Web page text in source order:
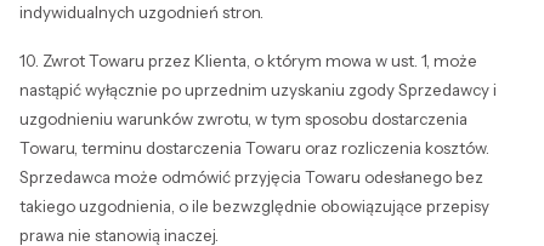
indywidualnych uzgodnień stron.
10. Zwrot Towaru przez Klienta, o którym mowa w ust. 1, może
nastąpić wyłącznie po uprzednim uzyskaniu zgody Sprzedawcy i
uzgodnieniu warunków zwrotu, w tym sposobu dostarczenia
Towaru, terminu dostarczenia Towaru oraz rozliczenia kosztów.
Sprzedawca może odmówić przyjęcia Towaru odesłanego bez
takiego uzgodnienia, o ile bezwzględnie obowiązujące przepisy
prawa nie stanowią inaczej.